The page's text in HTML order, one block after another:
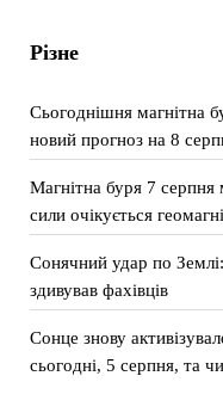
Різне
Сьогоднішня магнітна
новий прогноз на 8
Магнітна буря 7
сили очікується
Сонячний удар по
здивував фахівців
Сонце знову
сьогодні, 5 серпня, та